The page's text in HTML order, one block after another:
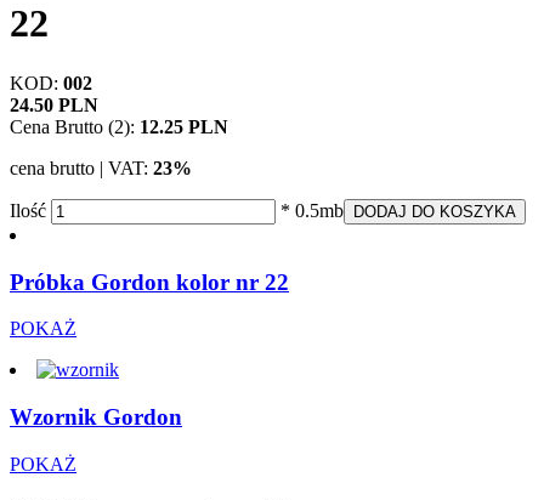
22
KOD: 002
24.50 PLN
Cena Brutto (2): 12.25 PLN
cena brutto | VAT: 23%
Ilość * 0.5mb DODAJ DO KOSZYKA
Próbka Gordon kolor nr 22
POKAŻ
Wzornik Gordon
POKAŻ